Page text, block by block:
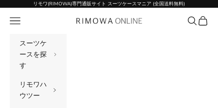
コンテンツへスキップリモワ(RIMOWA)専門通販サイト スーツケースマニア (全国送料無料)
リモワ(RIMOWA)専門通販サイト スーツケー
メニュー 検索カート
スーツケ
ースを探
す
リモワハ
ウツー